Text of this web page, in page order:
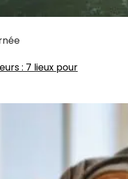
: 7 lieux pour